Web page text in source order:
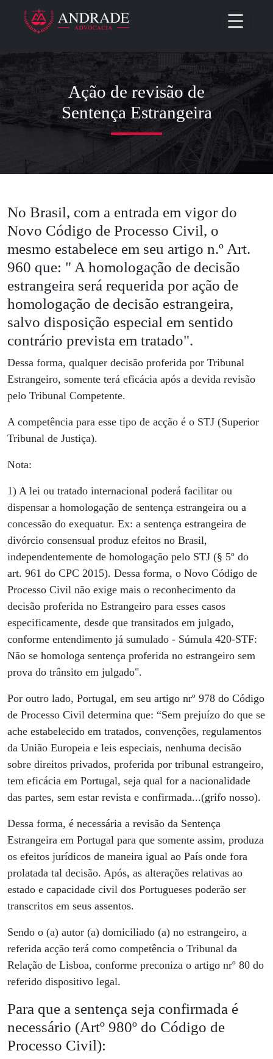
Ação de revisão de
Sentença Estrangeira
No Brasil, com a entrada em vigor do
Novo Código de Processo Civil, o
mesmo estabelece em seu artigo n.º Art.
960 que: " A homologação de decisão
estrangeira será requerida por ação de
homologação de decisão estrangeira,
salvo disposição especial em sentido
contrário prevista em tratado".
Dessa forma, qualquer decisão proferida por Tribunal
Estrangeiro, somente terá eficácia após a devida revisão
pelo Tribunal Competente.
A competência para esse tipo de acção é o STJ (Superior
Tribunal de Justiça).
Nota:
1) A lei ou tratado internacional poderá facilitar ou
dispensar a homologação de sentença estrangeira ou a
concessão do exequatur. Ex: a sentença estrangeira de
divórcio consensual produz efeitos no Brasil,
independentemente de homologação pelo STJ (§ 5º do
art. 961 do CPC 2015). Dessa forma, o Novo Código de
Processo Civil não exige mais o reconhecimento da
decisão proferida no Estrangeiro para esses casos
especificamente, desde que transitados em julgado,
conforme entendimento já sumulado - Súmula 420-STF:
Não se homologa sentença proferida no estrangeiro sem
prova do trânsito em julgado".
Por outro lado, Portugal, em seu artigo nrº 978 do Código
de Processo Civil determina que: “Sem prejuízo do que se
ache estabelecido em tratados, convenções, regulamentos
da União Europeia e leis especiais, nenhuma decisão
sobre direitos privados, proferida por tribunal estrangeiro,
tem eficácia em Portugal, seja qual for a nacionalidade
das partes, sem estar revista e confirmada...(grifo nosso).
Dessa forma, é necessária a revisão da Sentença
Estrangeira em Portugal para que somente assim, produza
os efeitos jurídicos de maneira igual ao País onde fora
prolatada tal decisão. Após, as alterações relativas ao
estado e capacidade civil dos Portugueses poderão ser
transcritos em seus assentos.
Sendo o (a) autor (a) domiciliado (a) no estrangeiro, a
referida acção terá como competência o Tribunal da
Relação de Lisboa, conforme preconiza o artigo nrº 80 do
referido dispositivo legal.
Para que a sentença seja confirmada é
necessário (Artº 980º do Código de
Processo Civil):